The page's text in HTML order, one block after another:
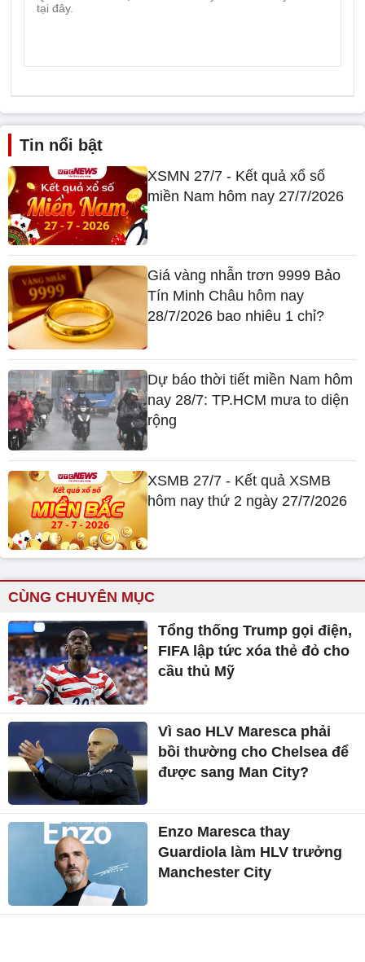
Tin nổi bật
XSMN 27/7 - Kết quả xổ số
miền Nam hôm nay 27/7/2026
Giá vàng nhẫn trơn 9999 Bảo
Tín Minh Châu hôm nay
28/7/2026 bao nhiêu 1 chỉ?
Dự báo thời tiết miền Nam hôm
nay 28/7: TP.HCM mưa to diện
rộng
XSMB 27/7 - Kết quả XSMB
hôm nay thứ 2 ngày 27/7/2026
CÙNG CHUYÊN MỤC
Tổng thống Trump gọi điện,
FIFA lập tức xóa thẻ đỏ cho
cầu thủ Mỹ
Vì sao HLV Maresca phải
bồi thường cho Chelsea để
được sang Man City?
Enzo Maresca thay
Guardiola làm HLV trưởng
Manchester City